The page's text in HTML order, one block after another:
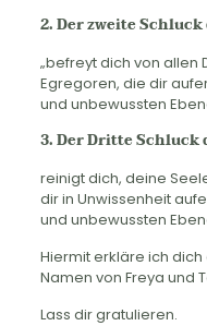
2. Der zweite
„befreyt dich von allen
Egregoren, die dir
und unbewussten
3. Der Dritte Schluck
reinigt dich, deine
dir in Unwissenheit
und unbewussten
Hiermit erkläre ich
Namen von Freya und
Lass dir gratulieren.